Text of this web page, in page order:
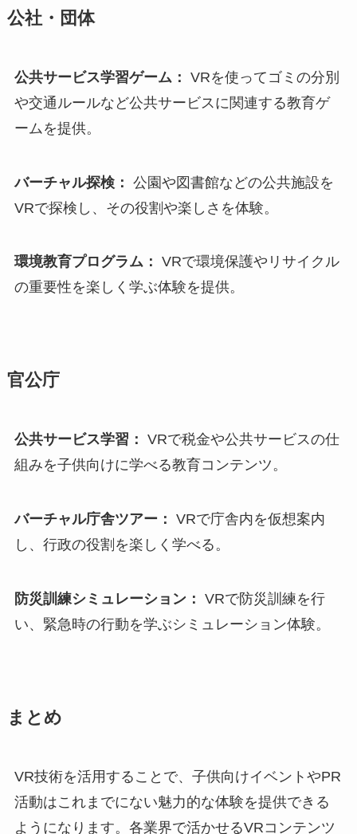
公社・団体
公共サービス学習ゲーム： VRを使ってゴミの分別
や交通ルールなど公共サービスに関連する教育ゲ
ームを提供。
バーチャル探検： 公園や図書館などの公共施設を
VRで探検し、その役割や楽しさを体験。
環境教育プログラム： VRで環境保護やリサイクル
の重要性を楽しく学ぶ体験を提供。
官公庁
公共サービス学習： VRで税金や公共サービスの仕
組みを子供向けに学べる教育コンテンツ。
バーチャル庁舎ツアー： VRで庁舎内を仮想案内
し、行政の役割を楽しく学べる。
防災訓練シミュレーション： VRで防災訓練を行
い、緊急時の行動を学ぶシミュレーション体験。
まとめ
VR技術を活用することで、子供向けイベントやPR
活動はこれまでにない魅力的な体験を提供できる
ようになります。各業界で活かせるVRコンテンツ